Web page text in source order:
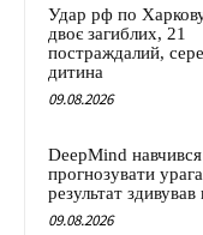
Удар рф по
двоє загиблих, 21
постраждалий,
дитина
09.08.2026
DeepMind
прогнозувати
результат здивував
09.08.2026